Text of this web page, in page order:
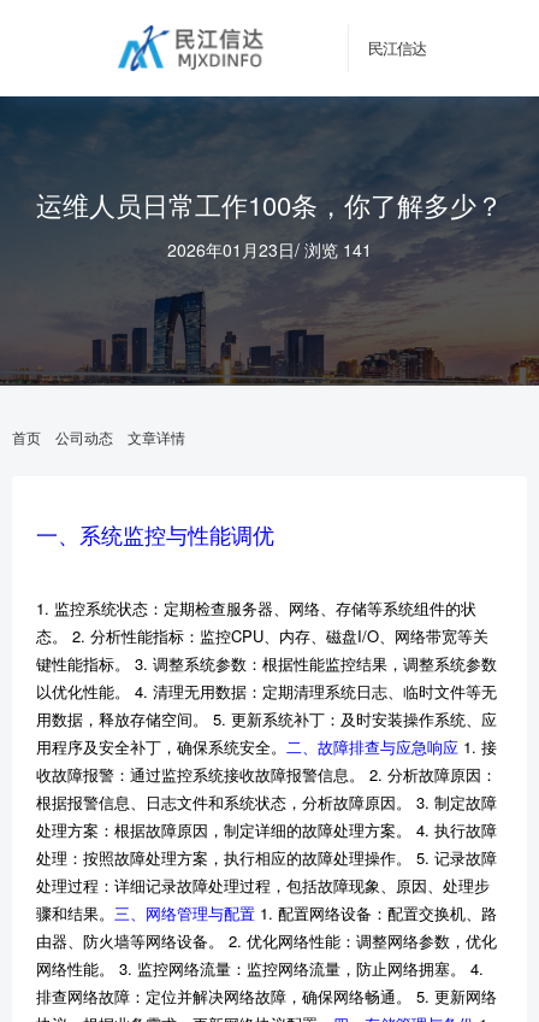
民江信达
运维人员日常工作100条，你了解多少？
2026年01月23日/ 浏览 141
首页 公司动态 文章详情
一、系统监控与性能调优
1. 监控系统状态：定期检查服务器、网络、存储等系统组件的状
态。 2. 分析性能指标：监控CPU、内存、磁盘I/O、网络带宽等关
键性能指标。 3. 调整系统参数：根据性能监控结果，调整系统参数
以优化性能。 4. 清理无用数据：定期清理系统日志、临时文件等无
用数据，释放存储空间。 5. 更新系统补丁：及时安装操作系统、应
用程序及安全补丁，确保系统安全。 二、故障排查与应急响应 1. 接
收故障报警：通过监控系统接收故障报警信息。 2. 分析故障原因：
根据报警信息、日志文件和系统状态，分析故障原因。 3. 制定故障
处理方案：根据故障原因，制定详细的故障处理方案。 4. 执行故障
处理：按照故障处理方案，执行相应的故障处理操作。 5. 记录故障
处理过程：详细记录故障处理过程，包括故障现象、原因、处理步
骤和结果。 三、网络管理与配置 1. 配置网络设备：配置交换机、路
由器、防火墙等网络设备。 2. 优化网络性能：调整网络参数，优化
网络性能。 3. 监控网络流量：监控网络流量，防止网络拥塞。 4.
排查网络故障：定位并解决网络故障，确保网络畅通。 5. 更新网络